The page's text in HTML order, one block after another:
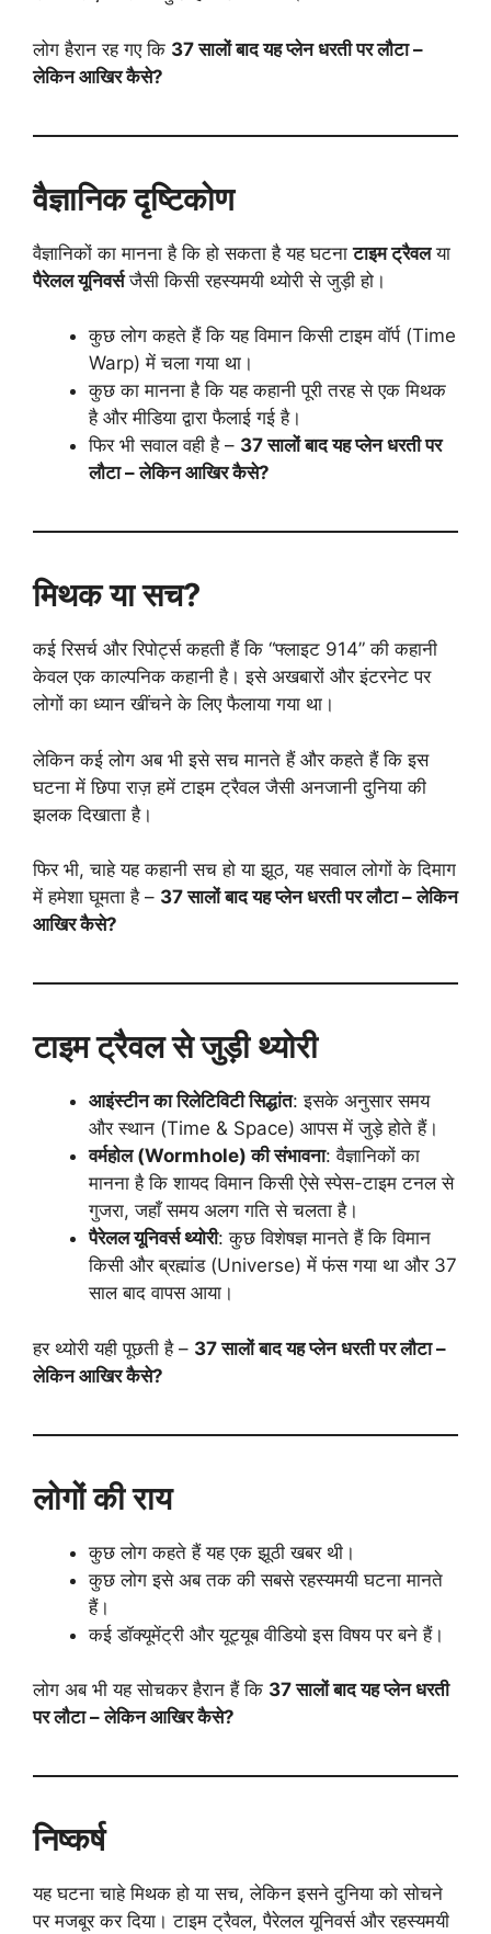
लोग हैरान रह गए कि 37 सालों बाद यह प्लेन धरती पर लौटा –
लेकिन आखिर कैसे?
वैज्ञानिक दृष्टिकोण
वैज्ञानिकों का मानना है कि हो सकता है यह घटनाटाइम ट्रैवलया
पैरेलल यूनिवर्सजैसी किसी रहस्यमयी थ्योरी से जुड़ी हो।
कुछ लोग कहते हैं कि यह विमान किसी टाइम वॉर्प (Time
Warp) में चला गया था।
कुछ का मानना है कि यह कहानी पूरी तरह से एक मिथक
है और मीडिया द्वारा फैलाई गई है।
फिर भी सवाल वही है – 37 सालों बाद यह प्लेन धरती पर
लौटा – लेकिन आखिर कैसे?
मिथक या सच?
कई रिसर्च और रिपोर्ट्स कहती हैं कि “फ्लाइट 914” की कहानी
केवल एक काल्पनिक कहानी है। इसे अखबारों और इंटरनेट पर
लोगों का ध्यान खींचने के लिए फैलाया गया था।
लेकिन कई लोग अब भी इसे सच मानते हैं और कहते हैं कि इस
घटना में छिपा राज़ हमें टाइम ट्रैवल जैसी अनजानी दुनिया की
झलक दिखाता है।
फिर भी, चाहे यह कहानी सच हो या झूठ, यह सवाल लोगों के दिमाग
में हमेशा घूमता है – 37 सालों बाद यह प्लेन धरती पर लौटा – लेकिन
आखिर कैसे?
टाइम ट्रैवल से जुड़ी थ्योरी
आइंस्टीन का रिलेटिविटी सिद्धांत: इसके अनुसार समय
और स्थान (Time & Space) आपस में जुड़े होते हैं।
वर्महोल (Wormhole) की संभावना: वैज्ञानिकों का
मानना है कि शायद विमान किसी ऐसे स्पेस-टाइम टनल से
गुजरा, जहाँ समय अलग गति से चलता है।
पैरेलल यूनिवर्स थ्योरी: कुछ विशेषज्ञ मानते हैं कि विमान
किसी और ब्रह्मांड (Universe) में फंस गया था और 37
साल बाद वापस आया।
हर थ्योरी यही पूछती है – 37 सालों बाद यह प्लेन धरती पर लौटा –
लेकिन आखिर कैसे?
लोगों की राय
कुछ लोग कहते हैं यह एक झूठी खबर थी।
कुछ लोग इसे अब तक की सबसे रहस्यमयी घटना मानते
हैं।
कई डॉक्यूमेंट्री और यूट्यूब वीडियो इस विषय पर बने हैं।
लोग अब भी यह सोचकर हैरान हैं कि 37 सालों बाद यह प्लेन धरती
पर लौटा – लेकिन आखिर कैसे?
निष्कर्ष
यह घटना चाहे मिथक हो या सच, लेकिन इसने दुनिया को सोचने
पर मजबूर कर दिया। टाइम ट्रैवल, पैरेलल यूनिवर्स और रहस्यमयी